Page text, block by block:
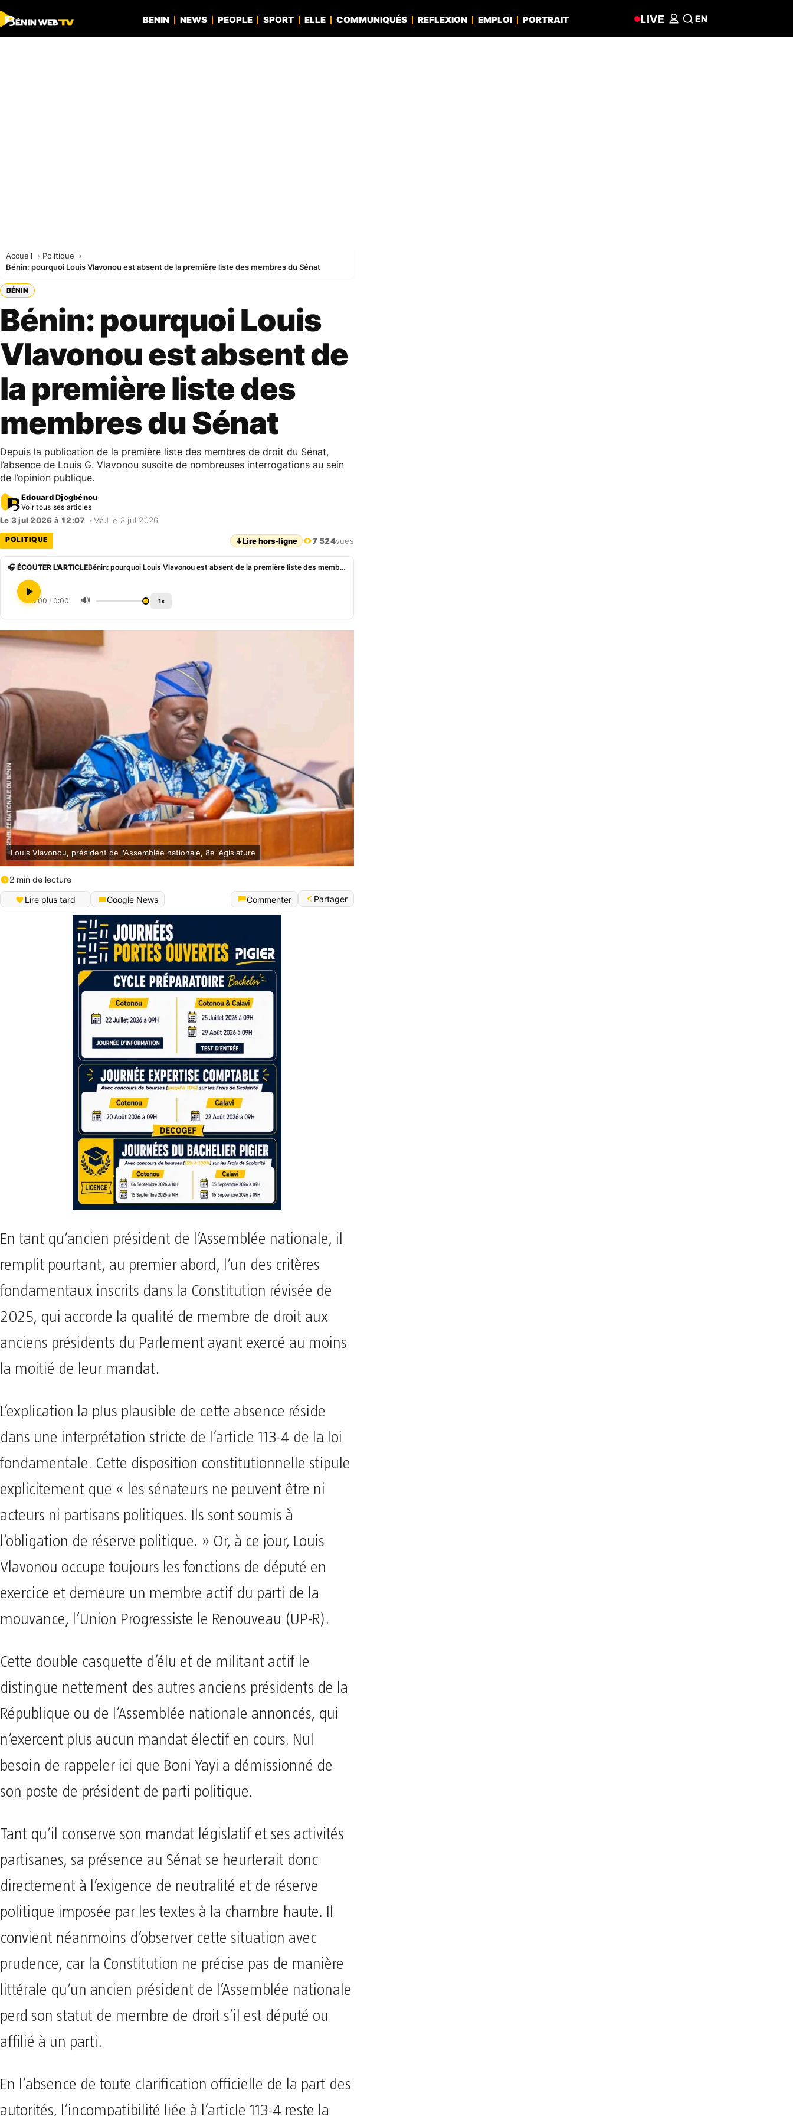
BENIN NEWS PEOPLE SPORT ELLE COMMUNIQUÉS REFLEXION EMPLOI PORTRAIT LIVE EN
Accueil
Politique
Bénin: pourquoi Louis Vlavonou est absent de la première liste des membres du Sénat
BÉNIN
Bénin: pourquoi Louis
Vlavonou est absent de
la première liste des
membres du Sénat
​Depuis la publication de la première liste des membres de droit du Sénat,
l’absence de Louis G. Vlavonou suscite de nombreuses interrogations au sein
de l’opinion publique.
Edouard Djogbénou
Voir tous ses articles
Le 3 jul 2026 à 12:07 • MàJ le 3 jul 2026
POLITIQUE ↓Lire hors-ligne 7 524vues
🎧 ÉCOUTER L'ARTICLE Bénin: pourquoi Louis Vlavonou est absent de la première liste des membres du Sénat
0:00 / 0:00 🔊 1x
Louis Vlavonou, président de l'Assemblée nationale, 8e législature
2 min de lecture
Lire plus tard
Google News Commenter Partager
En tant qu’ancien président de l’Assemblée nationale, il
remplit pourtant, au premier abord, l’un des critères
fondamentaux inscrits dans la Constitution révisée de
2025, qui accorde la qualité de membre de droit aux
anciens présidents du Parlement ayant exercé au moins
la moitié de leur mandat.
​L’explication la plus plausible de cette absence réside
dans une interprétation stricte de l’article 113-4 de la loi
fondamentale. Cette disposition constitutionnelle stipule
explicitement que « les sénateurs ne peuvent être ni
acteurs ni partisans politiques. Ils sont soumis à
l’obligation de réserve politique. » Or, à ce jour, Louis
Vlavonou occupe toujours les fonctions de député en
exercice et demeure un membre actif du parti de la
mouvance, l’Union Progressiste le Renouveau (UP-R).
Cette double casquette d’élu et de militant actif le
distingue nettement des autres anciens présidents de la
République ou de l’Assemblée nationale annoncés, qui
n’exercent plus aucun mandat électif en cours. Nul
besoin de rappeler ici que Boni Yayi a démissionné de
son poste de président de parti politique.
​Tant qu’il conserve son mandat législatif et ses activités
partisanes, sa présence au Sénat se heurterait donc
directement à l’exigence de neutralité et de réserve
politique imposée par les textes à la chambre haute. Il
convient néanmoins d’observer cette situation avec
prudence, car la Constitution ne précise pas de manière
littérale qu’un ancien président de l’Assemblée nationale
perd son statut de membre de droit s’il est député ou
affilié à un parti.
En l’absence de toute clarification officielle de la part des
autorités, l’incompatibilité liée à l’article 113-4 reste la